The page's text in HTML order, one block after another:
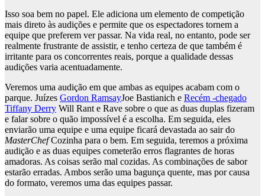
Isso soa bem no papel. Ele adiciona um elemento de competição
mais direto às audições e permite que os espectadores tornem a
equipe que preferem ver passar. Na vida real, no entanto, pode ser
realmente frustrante de assistir, e tenho certeza de que também é
irritante para os concorrentes reais, porque a qualidade dessas
audições varia acentuadamente.
Veremos uma audição em que ambas as equipes acabam com o
parque. Juízes Gordon RamsayJoe Bastianich e Recém -chegado
Tiffany Derry Will Rant e Rave sobre o que as duas duplas fizeram
e falar sobre o quão impossível é a escolha. Em seguida, eles
enviarão uma equipe e uma equipe ficará devastada ao sair do
MasterChefCozinha para o bem. Em seguida, teremos a próxima
audição e as duas equipes cometerão erros flagrantes de horas
amadoras. As coisas serão mal cozidas. As combinações de sabor
estarão erradas. Ambos serão uma bagunça quente, mas por causa
do formato, veremos uma das equipes passar.